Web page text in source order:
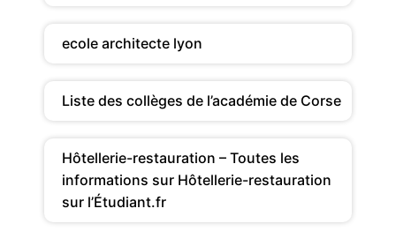
ecole architecte lyon
Liste des collèges de l’académie de Corse
Hôtellerie-restauration – Toutes les
informations sur Hôtellerie-restauration
sur l’Étudiant.fr